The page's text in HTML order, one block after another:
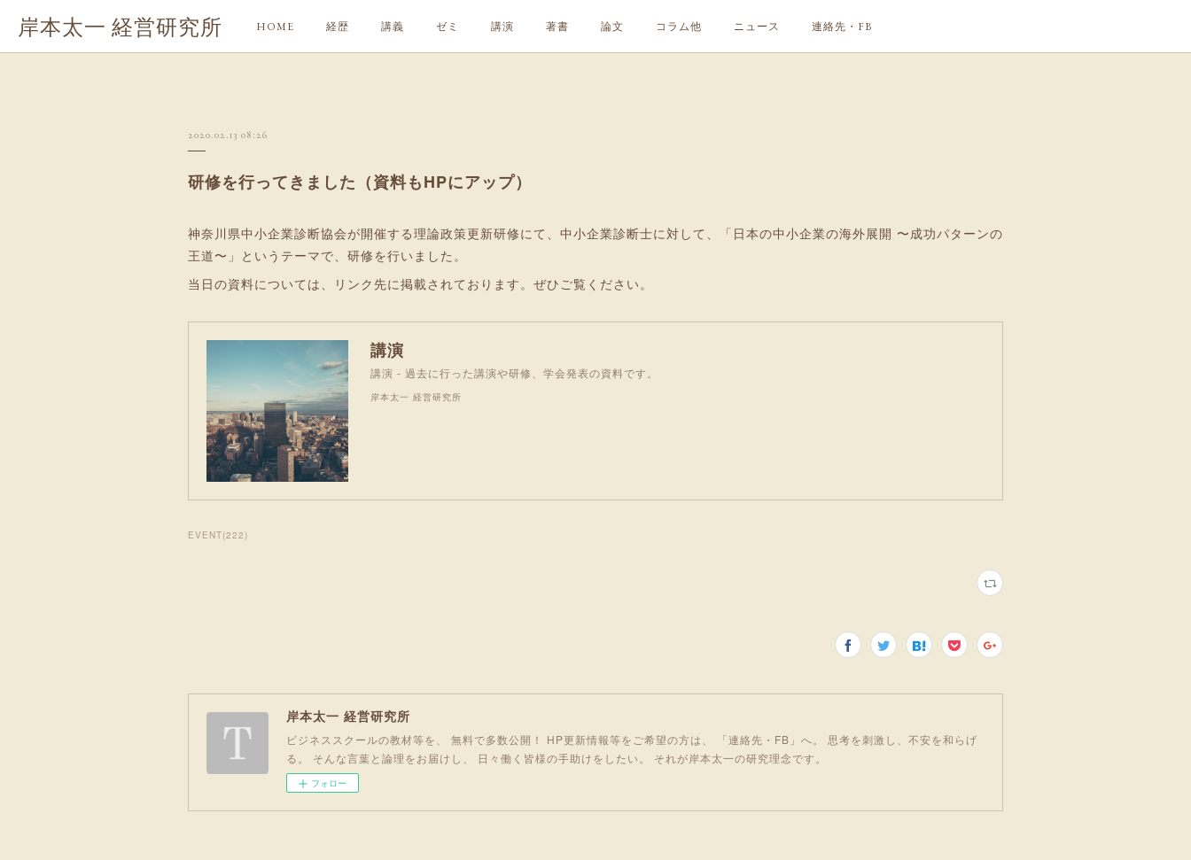
岸本太一 経営研究所 HOME 経歴 講義 ゼミ 講演 著書 論文 コラム他 ニュース 連絡先・FB
2020.02.13 08:26
研修を行ってきました（資料もHPにアップ）
神奈川県中小企業診断協会が開催する理論政策更新研修にて、中小企業診断士に対して、「日本の中小企業の海外展開 〜成功パターンの
王道〜」というテーマで、研修を行いました。
当日の資料については、リンク先に掲載されております。ぜひご覧ください。
講演
講演 - 過去に行った講演や研修、学会発表の資料です。
岸本太一 経営研究所
EVENT(222)
岸本太一 経営研究所
ビジネススクールの教材等を、 無料で多数公開！ HP更新情報等をご希望の方は、 「連絡先・FB」へ。 思考を刺激し、不安を和らげ
る。 そんな言葉と論理をお届けし、 日々働く皆様の手助けをしたい。 それが岸本太一の研究理念です。
フォロー